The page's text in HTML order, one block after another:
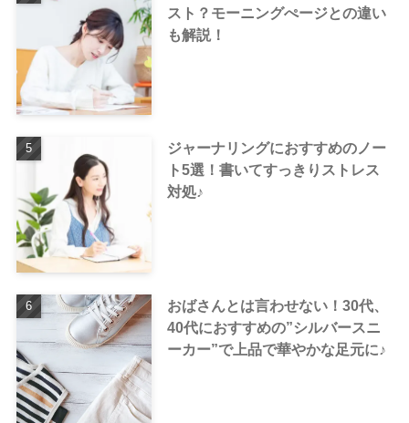
スト？モーニングぺージとの違い
も解説！
ジャーナリングにおすすめのノー
ト5選！書いてすっきりストレス
対処♪
おばさんとは言わせない！30代、
40代におすすめの”シルバースニ
ーカー”で上品で華やかな足元に♪